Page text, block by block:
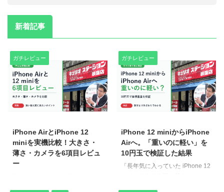
新着記事
ガチレビュー
iPhone AirとiPhone 12
miniを実機比較！大きさ・
薄さ・カメラを6項目レビュ
ー
ガチレビュー
iPhone 12 miniからiPhone
Airへ。「重いのに軽い」を
10円玉で検証した結果
「長年気に入っていた iPhone 12